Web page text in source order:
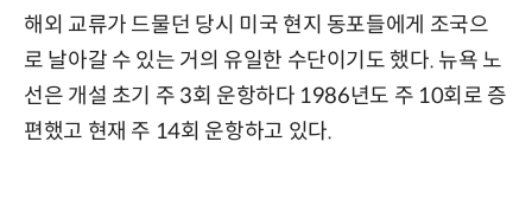
해외 교류가 드물던 당시 미국 현지 동포들에게 조국으
로 날아갈 수 있는 거의 유일한 수단이기도 했다. 뉴욕 노
선은 개설 초기 주 3회 운항하다 1986년도 주 10회로 증
편했고 현재 주 14회 운항하고 있다.